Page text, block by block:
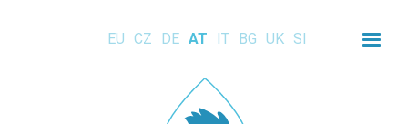
EU CZ DE AT IT BG UK SI